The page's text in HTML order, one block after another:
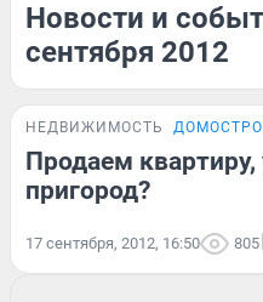
Новости и
сентября 2012
НЕДВИЖИМОСТЬ
Продаем
пригород?
17 сентября, 2012, 16:50 805